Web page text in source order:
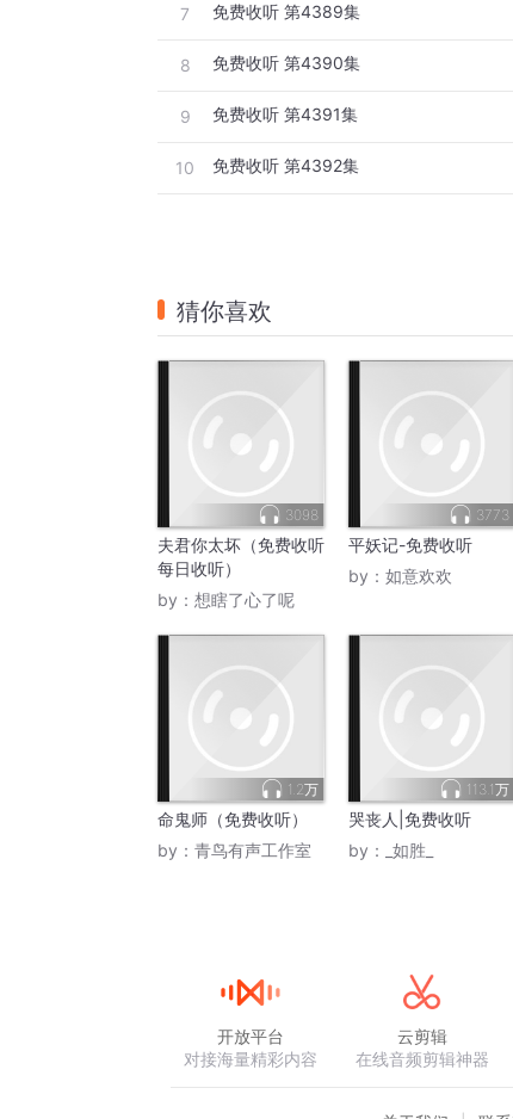
7 免费收听 第4389集
8 免费收听 第4390集
9 免费收听 第4391集
10 免费收听 第4392集
猜你喜欢
3098
夫君你太坏（免费收听
每日收听）
by： 想瞎了心了呢
3773
平妖记-免费收听
by： 如意欢欢
1.2万
命鬼师（免费收听）
by： 青鸟有声工作室
113.1万
哭丧人|免费收听
by：
_如胜_
开放平台
对接海量精彩内容
云剪辑
在线音频剪辑神器